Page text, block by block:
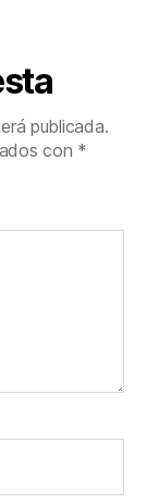
publicada.
con *